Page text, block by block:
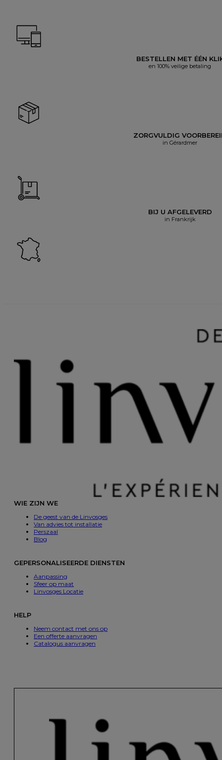
BESTELLEN MET ÉÉN
en 100% veilige betaling
ZORGVULDIG
in Gérardmer
BIJ U AFGELEVERD
in Frankrijk
WIE ZIJN WE
De geest van de Linvosges
Van advies tot installatie
Perszaal
Blog
GEPERSONALISEERDE DIENSTEN
Aanpassing
Sfeer op maat
Linvosges Locatie
HELP
Neem contact met ons op
Een offerte aanvragen
Catalogus aanvragen